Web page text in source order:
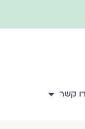
קשר